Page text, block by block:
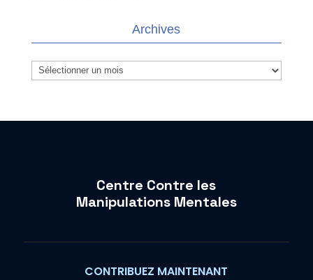
Archives
Archives
Centre Contre les
Manipulations Mentales
CONTRIBUEZ MAINTENANT